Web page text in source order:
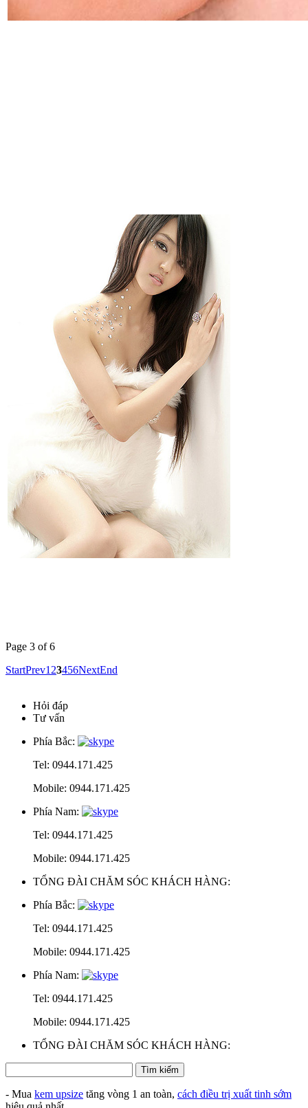
Page 3 of 6
StartPrev1 23456NextEnd
Hỏi đáp
Tư vấn
Phía Bắc:
Tel: 0944.171.425
Mobile: 0944.171.425
Phía Nam:
Tel: 0944.171.425
Mobile: 0944.171.425
TỔNG ĐÀI CHĂM SÓC KHÁCH HÀNG:
Phía Bắc:
Tel: 0944.171.425
Mobile: 0944.171.425
Phía Nam:
Tel: 0944.171.425
Mobile: 0944.171.425
TỔNG ĐÀI CHĂM SÓC KHÁCH HÀNG:
- Mua kem upsize tăng vòng 1 an toàn, cách điều trị xuất tinh sớm